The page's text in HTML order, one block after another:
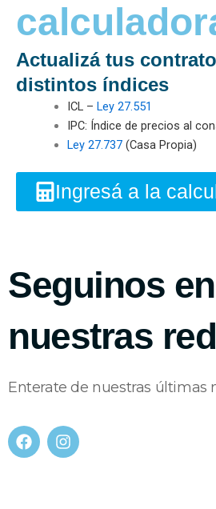
Actualizá tus
distintos índices
ICL – Ley 27.551
IPC: Índice de precios al
Ley 27.737(Casa Propia)
Ingresá a la
Seguinos en
nuestras
Enterate de nuestras últimas
F
a
I
n